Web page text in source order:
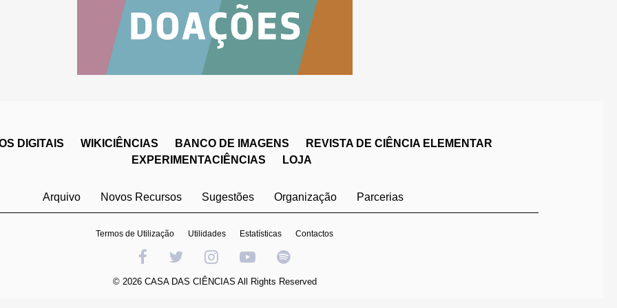
DIGITAIS WIKICIÊNCIAS BANCO DE IMAGENS
REVISTA DE CIÊNCIA ELEMENTAR
EXPERIMENTACIÊNCIAS
LOJA
Arquivo Novos Recursos Sugestões Organização Parcerias
Termos de Utilização Utilidades Estatísticas Contactos
© 2026 CASA DAS CIÊNCIAS All Rights Reserved